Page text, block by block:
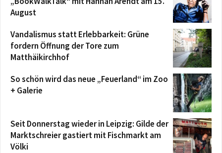
August
Vandalismus statt Erlebbarkeit: Grüne
fordern Öffnung der Tore zum
Matthäikirchhof
So schön wird das neue „Feuerland“ im Zoo
+ Galerie
Seit Donnerstag wieder in Leipzig: Gilde der
Marktschreier gastiert mit Fischmarkt am
Völki